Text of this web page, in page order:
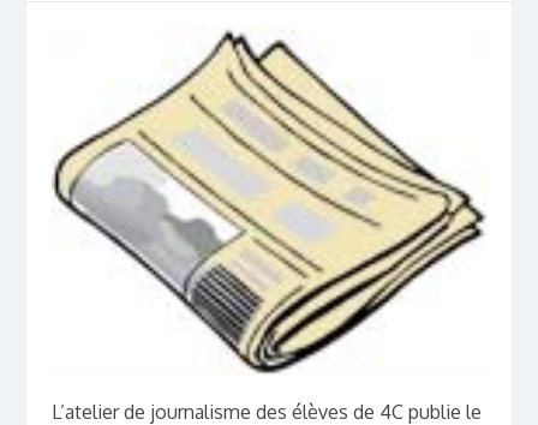
L’atelier de journalisme des élèves de 4C publie le